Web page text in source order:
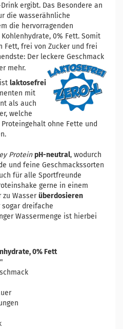
ergibt. Das Besondere an
die wasserähnliche
die hervorragenden
0% Fett. Somit
frei von Zucker und frei
Der leckere Geschmack
mehr.
ist laktosefrei
mit
als auch
welche
ohne Fette und
Protein pH-neutral, wodurch
und feine Geschmackssorten
für alle Sportfreunde
gerne in einem
zu Wasserüberdosieren
dreifache
Wassermenge ist hierbei
0% Fett